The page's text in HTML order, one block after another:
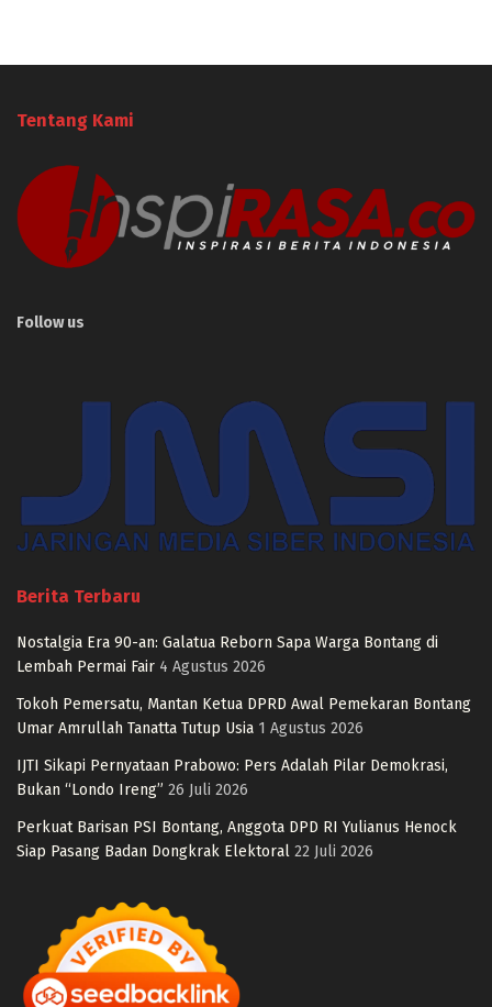
Tentang Kami
Follow us
Berita Terbaru
Nostalgia Era 90-an: Galatua Reborn Sapa Warga Bontang di
Lembah Permai Fair 4 Agustus 2026
Tokoh Pemersatu, Mantan Ketua DPRD Awal Pemekaran Bontang
Umar Amrullah Tanatta Tutup Usia 1 Agustus 2026
IJTI Sikapi Pernyataan Prabowo: Pers Adalah Pilar Demokrasi,
Bukan “Londo Ireng” 26 Juli 2026
Perkuat Barisan PSI Bontang, Anggota DPD RI Yulianus Henock
Siap Pasang Badan Dongkrak Elektoral 22 Juli 2026